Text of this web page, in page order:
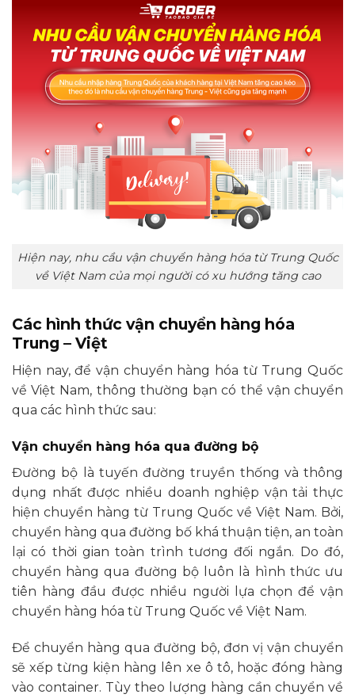
Hiện nay, nhu cầu vận chuyển hàng hóa từ Trung Quốc
về Việt Nam của mọi người có xu hướng tăng cao
Các hình thức vận chuyển hàng hóa
Trung – Việt
Hiện nay, để vận chuyển hàng hóa từ Trung Quốc
về Việt Nam, thông thường bạn có thể vận chuyển
qua các hình thức sau:
Vận chuyển hàng hóa qua đường bộ
Đường bộ là tuyến đường truyền thống và thông
dụng nhất được nhiều doanh nghiệp vận tải thực
hiện chuyển hàng từ Trung Quốc về Việt Nam. Bởi,
chuyển hàng qua đường bố khá thuận tiện, an toàn
lại có thời gian toàn trình tương đối ngắn. Do đó,
chuyển hàng qua đường bộ luôn là hình thức ưu
tiên hàng đầu được nhiều người lựa chọn để vận
chuyển hàng hóa từ Trung Quốc về Việt Nam.
Để chuyển hàng qua đường bộ, đơn vị vận chuyển
sẽ xếp từng kiện hàng lên xe ô tô, hoặc đóng hàng
vào container. Tùy theo lượng hàng cần chuyển về